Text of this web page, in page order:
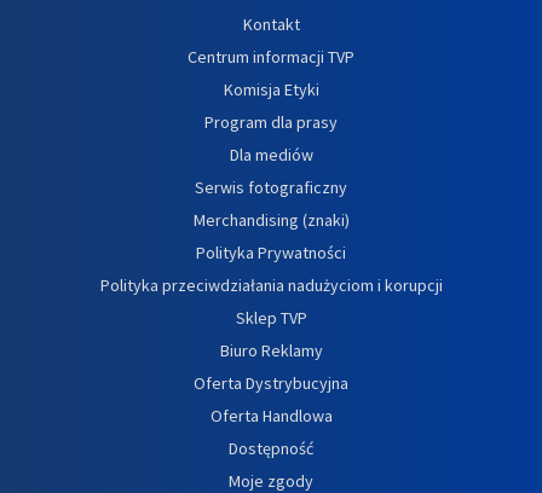
Kontakt
Centrum informacji TVP
Komisja Etyki
Program dla prasy
Dla mediów
Serwis fotograficzny
Merchandising (znaki)
Polityka Prywatności
Polityka przeciwdziałania nadużyciom i korupcji
Sklep TVP
Biuro Reklamy
Oferta Dystrybucyjna
Oferta Handlowa
Dostępność
Moje zgody